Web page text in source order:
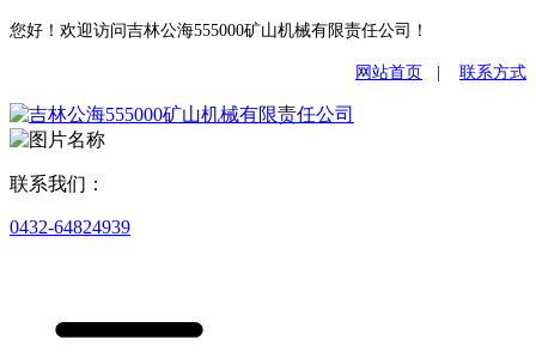
您好！欢迎访问吉林公海555000矿山机械有限责任公司！
网站首页 联系方式
联系我们：
0432-64824939